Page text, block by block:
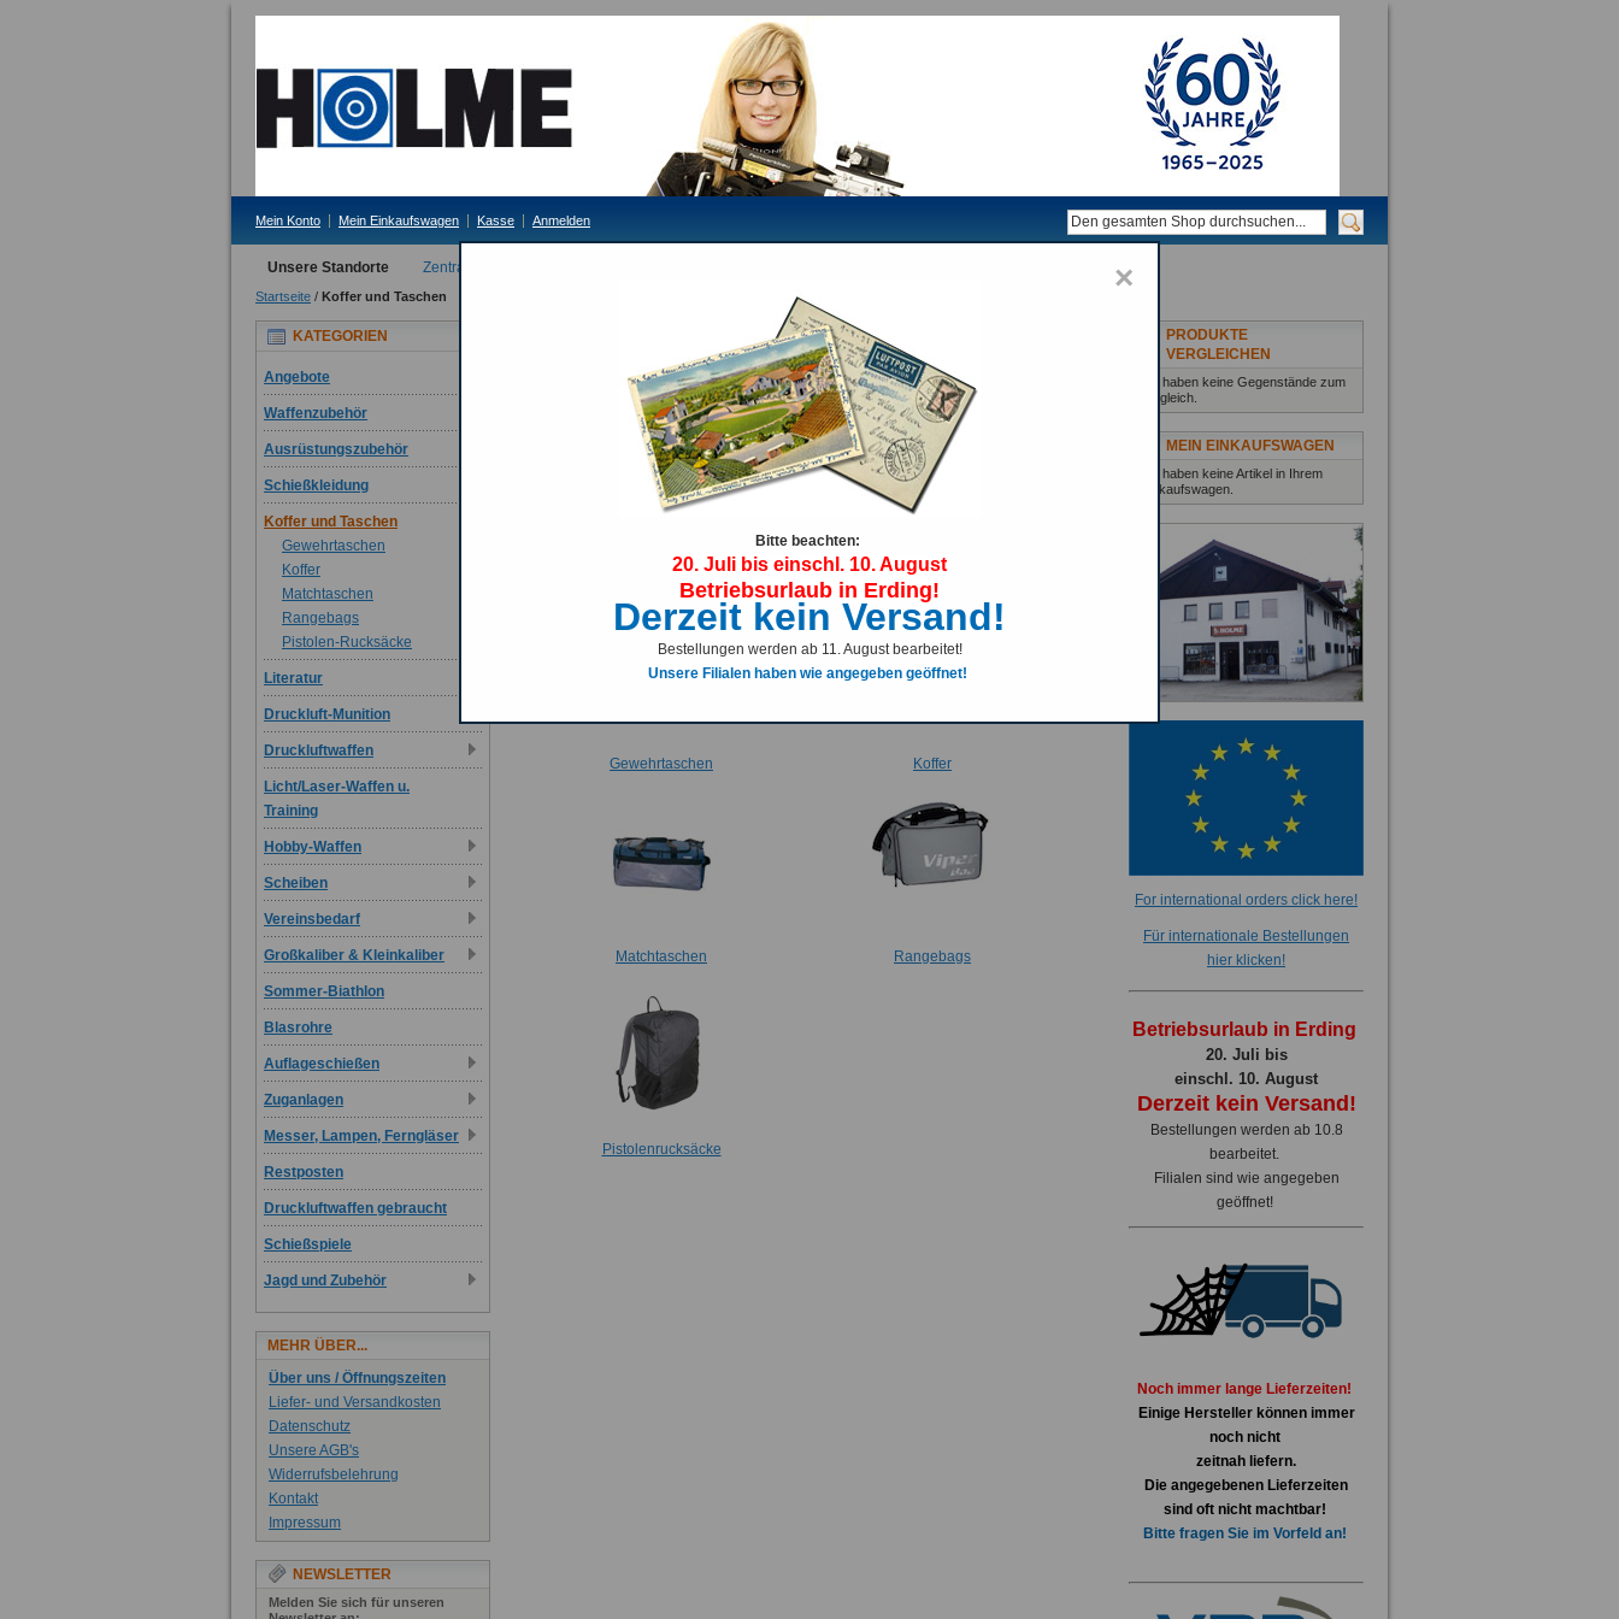
Mein Konto Mein Einkaufswagen Kasse Anmelden
Unsere Standorte Zentrale Erding
Startseite / Koffer und Taschen
Koffer und Taschen für Schützen
Auch hier nur eine kleine Auswahl an dem was wir in Erding oder in unseren Filialen
Kommen Sie doch vorbei, wir beraten Sie gerne!
Gewehrtaschen Koffer
Matchtaschen Rangebags
Pistolenrucksäcke
KATEGORIEN
Angebote
Waffenzubehör
Ausrüstungszubehör
Schießkleidung
Koffer und Taschen
Gewehrtaschen
Koffer
Matchtaschen
Rangebags
Pistolen-Rucksäcke
Literatur
Druckluft-Munition
Druckluftwaffen
Licht/Laser-Waffen u.
Training
Hobby-Waffen
Scheiben
Vereinsbedarf
Großkaliber & Kleinkaliber
Sommer-Biathlon
Blasrohre
Auflageschießen
Zuganlagen
Messer, Lampen, Ferngläser
Restposten
Druckluftwaffen gebraucht
Schießspiele
Jagd und Zubehör
MEHR ÜBER...
Über uns / Öffnungszeiten
Liefer- und Versandkosten
Datenschutz
Unsere AGB's
Widerrufsbelehrung
Kontakt
Impressum
NEWSLETTER
Melden Sie sich für unseren
PRODUKTE
VERGLEICHEN
Sie haben keine Gegenstände zum
Vergleich.
MEIN EINKAUFSWAGEN
Sie haben keine Artikel in Ihrem
Einkaufswagen.
For international orders click here!
Für internationale Bestellungen
hier klicken!
Betriebsurlaub in Erding
20. Juli bis
einschl. 10. August
Derzeit kein Versand!
Bestellungen werden ab 10.8
bearbeitet.
Filialen sind wie angegeben
geöffnet!
Noch immer lange Lieferzeiten!
Einige Hersteller können immer
noch nicht
zeitnah liefern.
Die angegebenen Lieferzeiten
sind oft nicht machtbar!
Bitte fragen Sie im Vorfeld an!
×
Bitte beachten:
20. Juli bis einschl. 10. August
Betriebsurlaub in Erding!
Derzeit kein Versand!
Bestellungen werden ab 11. August bearbeitet!
Unsere Filialen haben wie angegeben geöffnet!